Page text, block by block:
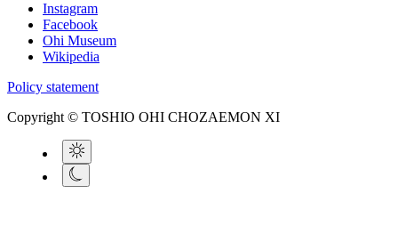
Instagram
Facebook
Ohi Museum
Wikipedia
Policy statement
Copyright © TOSHIO OHI CHOZAEMON XI